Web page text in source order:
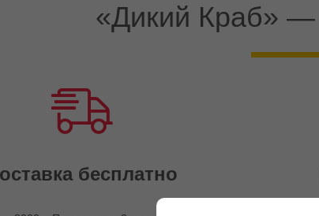
«Дикий Краб» —
бесплатно